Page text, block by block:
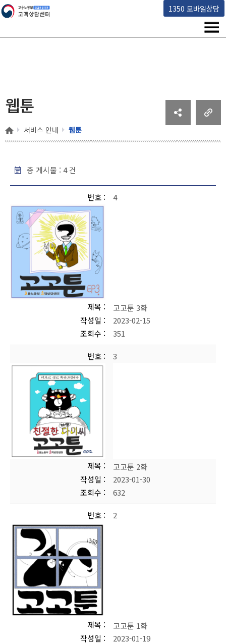
1350 모바일상담
고용노동부 책임운영기관 고객상담센터
메
웹툰
홈 서비스 안내 웹툰
총 게시물 : 4건
번호 4
제목
고고툰 3화
작성일
2023-02-15
조회수
351
번호 3
제목
고고툰 2화
작성일
2023-01-30
조회수
632
번호 2
제목
고고툰 1화
작성일
2023-01-19